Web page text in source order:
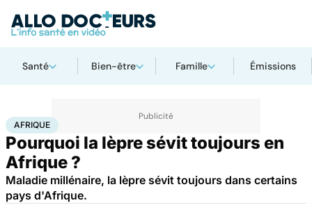
Santé Bien-être Famille Émissions
AccueilSanté Maladies raresAfrique
AFRIQUE
Pourquoi la lèpre sévit toujours en
Afrique ?
Maladie millénaire, la lèpre sévit toujours dans certains
pays d'Afrique.